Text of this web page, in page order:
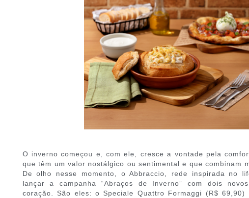
O inverno começou e, com ele, cresce a vontade pela
que têm um valor nostálgico ou sentimental e que combinam
De olho nesse momento, o Abbraccio, rede inspirada no
lançar a campanha “Abraços de Inverno” com dois
coração. São eles: o Speciale Quattro Formaggi (R$